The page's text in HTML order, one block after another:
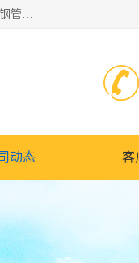
山东华钰金属材料有限公司是一家经营各种不锈钢管材、板材、圆钢、法兰、封头、型材等产品的公司；主营产品有：不锈钢管，激光切割，管件标准件，不锈钢圆钢，不锈钢人孔，不锈钢亮管，不锈钢角钢，不锈钢加工，不锈钢管子，不锈钢工业方管，不锈钢封头，不锈钢法兰，不锈钢阀门，不锈钢槽钢，不锈钢扁钢，不锈钢板等；可为客户制作各种规格的型材及不锈钢配件、非标准件及各种容器具等，能满足客户的不同采购要求。
动态 客